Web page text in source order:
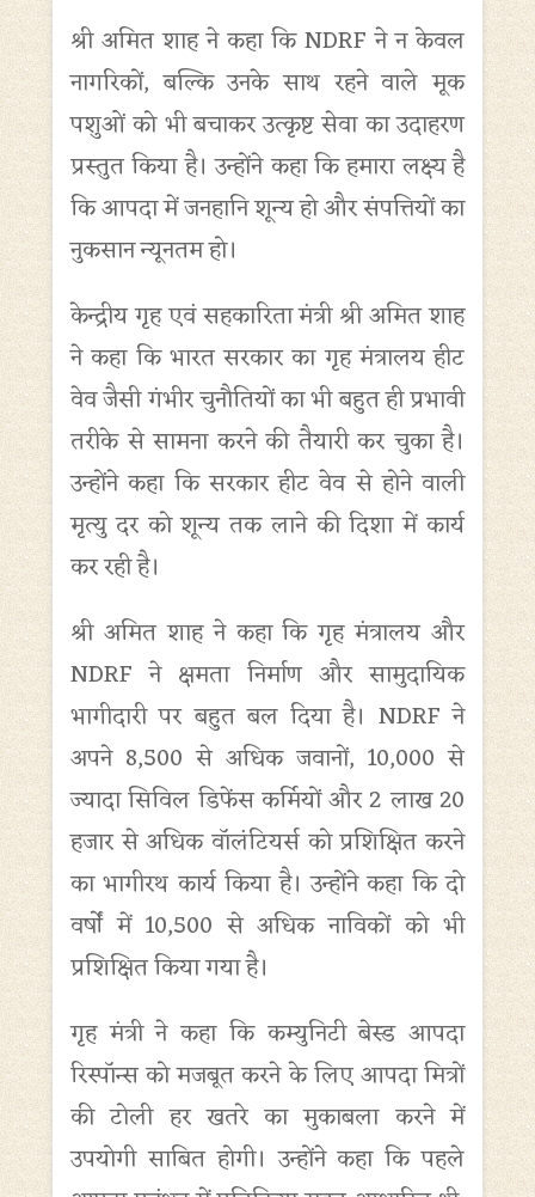
श्री अमित शाह ने कहा कि NDRF ने न केवल
नागरिकों, बल्कि उनके साथ रहने वाले मूक
पशुओं को भी बचाकर उत्कृष्ट सेवा का उदाहरण
प्रस्तुत किया है। उन्होंने कहा कि हमारा लक्ष्य है
कि आपदा में जनहानि शून्य हो और संपत्तियों का
नुकसान न्यूनतम हो।
केन्द्रीय गृह एवं सहकारिता मंत्री श्री अमित शाह
ने कहा कि भारत सरकार का गृह मंत्रालय हीट
वेव जैसी गंभीर चुनौतियों का भी बहुत ही प्रभावी
तरीके से सामना करने की तैयारी कर चुका है।
उन्होंने कहा कि सरकार हीट वेव से होने वाली
मृत्यु दर को शून्य तक लाने की दिशा में कार्य
कर रही है।
श्री अमित शाह ने कहा कि गृह मंत्रालय और
NDRF ने क्षमता निर्माण और सामुदायिक
भागीदारी पर बहुत बल दिया है। NDRF ने
अपने 8,500 से अधिक जवानों, 10,000 से
ज्यादा सिविल डिफेंस कर्मियों और 2 लाख 20
हजार से अधिक वॉलंटियर्स को प्रशिक्षित करने
का भागीरथ कार्य किया है। उन्होंने कहा कि दो
वर्षों में 10,500 से अधिक नाविकों को भी
प्रशिक्षित किया गया है।
गृह मंत्री ने कहा कि कम्युनिटी बेस्ड आपदा
रिस्पॉन्स को मजबूत करने के लिए आपदा मित्रों
की टोली हर खतरे का मुकाबला करने में
उपयोगी साबित होगी। उन्होंने कहा कि पहले